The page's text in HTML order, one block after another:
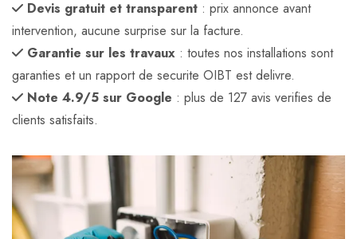
Devis gratuit et transparent : prix annonce avant
intervention, aucune surprise sur la facture.
Garantie sur les travaux : toutes nos installations sont
garanties et un rapport de securite OIBT est delivre.
Note 4.9/5 sur Google : plus de 127 avis verifies de
clients satisfaits.